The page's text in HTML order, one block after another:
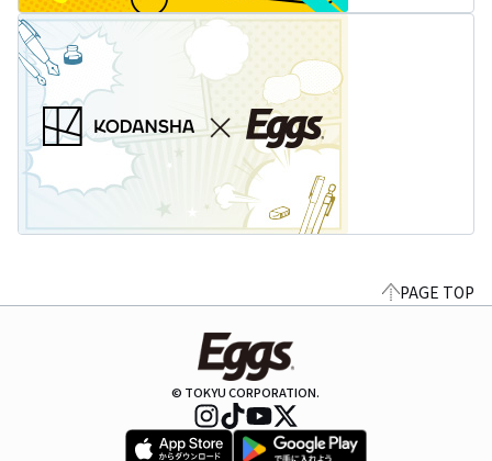
PAGE TOP
© TOKYU CORPORATION.